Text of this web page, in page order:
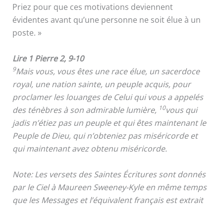
Priez pour que ces motivations deviennent
évidentes avant qu’une personne ne soit élue à un
poste. »
Lire 1 Pierre 2, 9-10
9Mais vous, vous êtes une race élue, un sacerdoce
royal, une nation sainte, un peuple acquis, pour
proclamer les louanges de Celui qui vous a appelés
des ténèbres à son admirable lumière, 10vous qui
jadis n’étiez pas un peuple et qui êtes maintenant le
Peuple de Dieu, qui n’obteniez pas miséricorde et
qui maintenant avez obtenu miséricorde.
Note: Les versets des Saintes Écritures sont donnés
par le Ciel à Maureen Sweeney-Kyle en même temps
que les Messages et l’équivalent français est extrait